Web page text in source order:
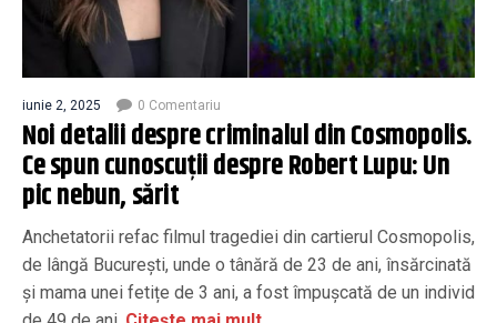
iunie 2, 2025 0 Comentariu
Noi detalii despre criminalul din Cosmopolis.
Ce spun cunoscuții despre Robert Lupu: Un
pic nebun, sărit
Anchetatorii refac filmul tragediei din cartierul Cosmopolis,
de lângă București, unde o tânără de 23 de ani, însărcinată
și mama unei fetițe de 3 ani, a fost împușcată de un individ